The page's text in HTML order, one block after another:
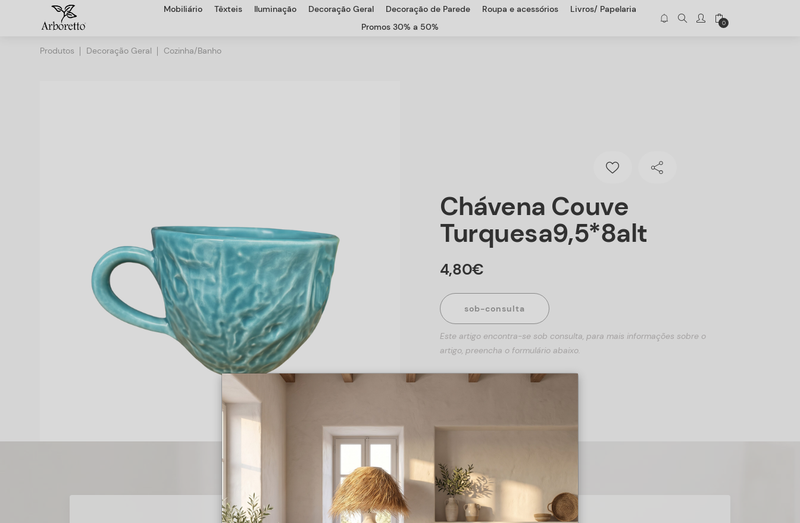
Mobiliário Têxteis Iluminação Decoração Geral Decoração de Parede Roupa e acessórios
Livros/ Papelaria
Promos 30% a 50%
0
Produtos Decoração Geral Cozinha/Banho
Chávena Couve
Turquesa9,5*8alt
4,80€
sob-consulta
Este artigo encontra-se sob consulta, para mais informações sobre o
artigo, preencha o formulário abaixo.